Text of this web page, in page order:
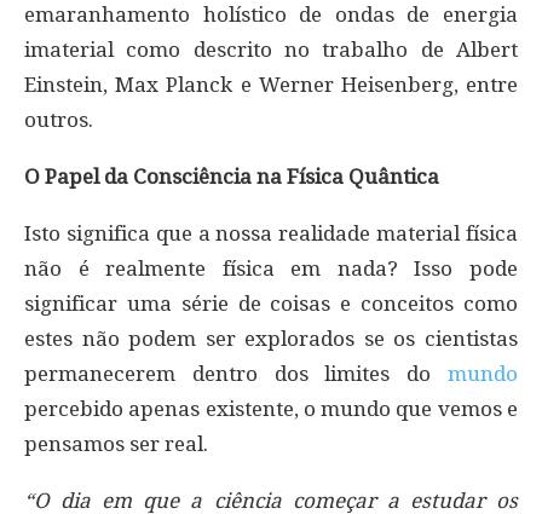
emaranhamento holístico de ondas de energia
imaterial como descrito no trabalho de Albert
Einstein, Max Planck e Werner Heisenberg, entre
outros.
O Papel da Consciência na Física Quântica
Isto significa que a nossa realidade material física
não é realmente física em nada? Isso pode
significar uma série de coisas e conceitos como
estes não podem ser explorados se os cientistas
permanecerem dentro dos limites do mundo
percebido apenas existente, o mundo que vemos e
pensamos ser real.
“O dia em que a ciência começar a estudar os